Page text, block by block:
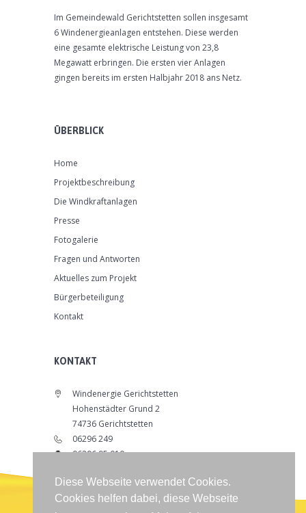
Im Gemeindewald Gerichtstetten sollen insgesamt
6 Windenergieanlagen entstehen. Diese werden
eine gesamte elektrische Leistung von 23,8
Megawatt erbringen. Die ersten vier Anlagen
gingen bereits im ersten Halbjahr 2018 ans Netz.
ÜBERBLICK
Home
Projektbeschreibung
Die Windkraftanlagen
Presse
Fotogalerie
Fragen und Antworten
Aktuelles zum Projekt
Bürgerbeteiligung
Kontakt
KONTAKT
Windenergie Gerichtstetten
Hohenstädter Grund 2
74736 Gerichtstetten
06296 249
06296 95 010
www.windenergie-gerichtstetten.de
Diese Webseite verwendet Cookies.
Cookies helfen dabei, diese Webseite